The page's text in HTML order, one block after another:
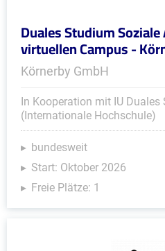
Duales Studium
virtuellen Campus -
Körnerby GmbH
In Kooperation mit IU Duales
(Internationale Hochschule)
bundesweit
Start: Oktober 2026
Freie Plätze: 1